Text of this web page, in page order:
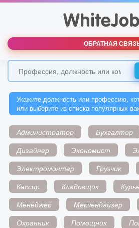
ОБРАТНАЯ
Укажите должность или профессию,
или выберите из списка популярных
Администратор Бухгалтер
Дизайнер
Экономист
Электромонтер
Грузчик
Кассир
Кладовщик
Менеджер
Мерчендайзер
Охранник
Помощник